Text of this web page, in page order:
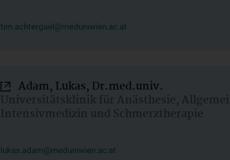
tim.achtergael@meduniwien.ac.at
Adam, Lukas, Dr.med.univ.
Universitätsklinik für Anästhesie,
Intensivmedizin und Schmerztherapie
lukas.adam@meduniwien.ac.at